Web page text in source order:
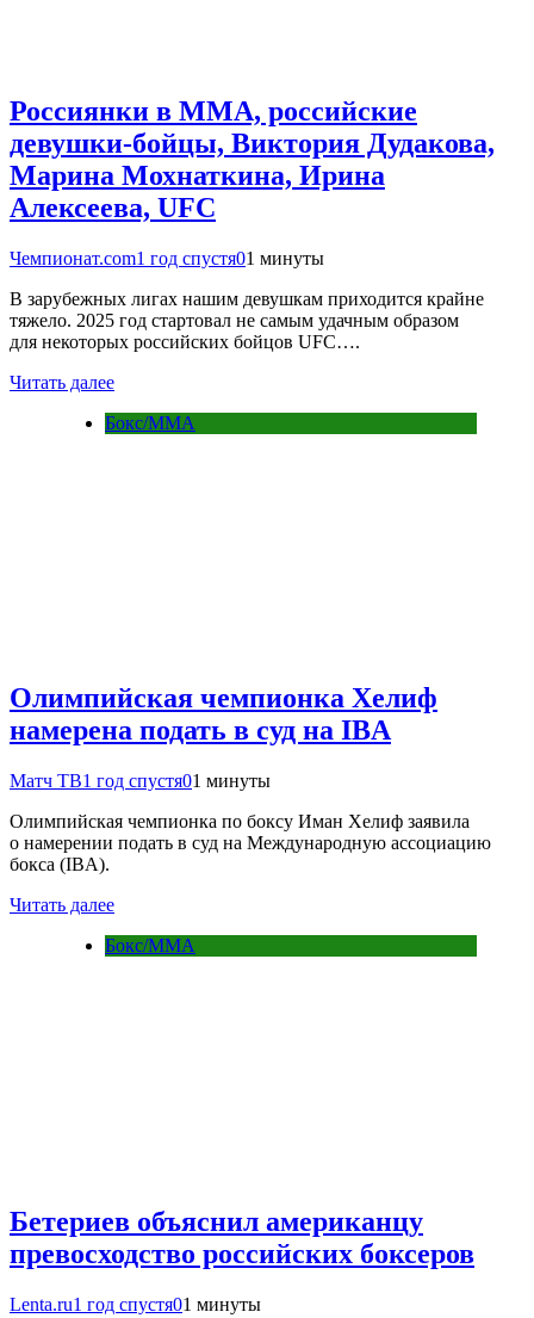
Россиянки в ММА, российские
девушки-бойцы, Виктория Дудакова,
Марина Мохнаткина, Ирина
Алексеева, UFC
Чемпионат.com1 год спустя01 минуты
В зарубежных лигах нашим девушкам приходится крайне
тяжело. 2025 год стартовал не самым удачным образом
для некоторых российских бойцов UFC….
Читать далее
Бокс/MMA
Олимпийская чемпионка Хелиф
намерена подать в суд на IBA
Матч ТВ1 год спустя01 минуты
Олимпийская чемпионка по боксу Иман Хелиф заявила
о намерении подать в суд на Международную ассоциацию
бокса (IBA).
Читать далее
Бокс/MMA
Бетериев объяснил американцу
превосходство российских боксеров
Lenta.ru1 год спустя01 минуты